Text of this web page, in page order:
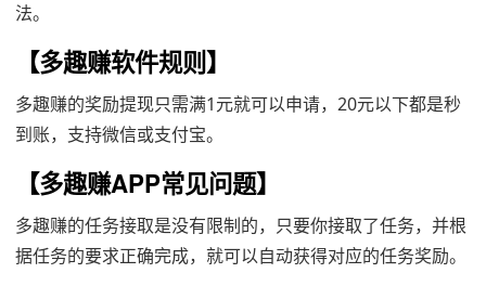
法。
【多趣赚软件规则】
多趣赚的奖励提现只需满1元就可以申请，20元以下都是秒
到账，支持微信或支付宝。
【多趣赚APP常见问题】
多趣赚的任务接取是没有限制的，只要你接取了任务，并根
据任务的要求正确完成，就可以自动获得对应的任务奖励。